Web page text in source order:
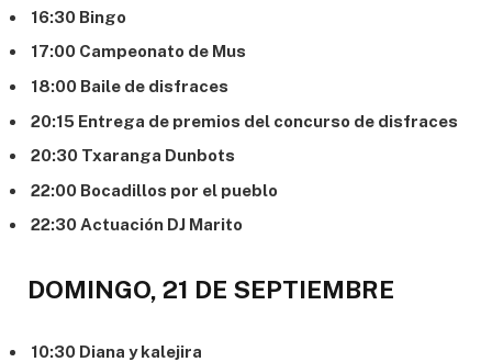
16:30 Bingo
17:00 Campeonato de Mus
18:00 Baile de disfraces
20:15 Entrega de premios del concurso de disfraces
20:30 Txaranga Dunbots
22:00 Bocadillos por el pueblo
22:30 Actuación DJ Marito
DOMINGO, 21 DE SEPTIEMBRE
10:30 Diana y kalejira